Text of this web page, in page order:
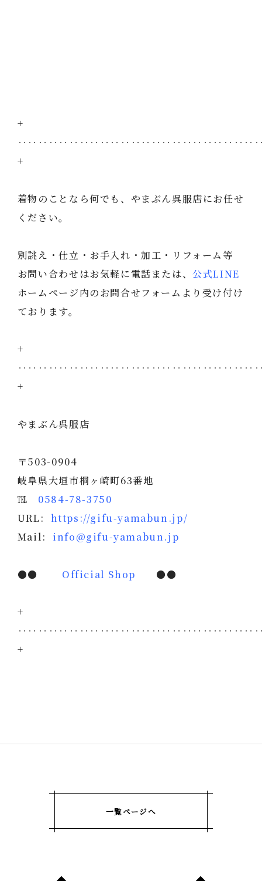
+
+
着物のことなら何でも、やまぶん呉服店にお任せ
ください。
別誂え・仕立・お手入れ・加工・リフォーム等
お問い合わせはお気軽に電話または、 公式LINE
ホームページ内のお問合せフォームより受け付け
ております。
+
+
やまぶん呉服店
〒503-0904
岐阜県大垣市桐ヶ崎町63番地
℡ 0584-78-3750
URL: https://gifu-yamabun.jp/
Mail: info@gifu-yamabun.jp
●● Official Shop ●●
+
+
一覧ページへ